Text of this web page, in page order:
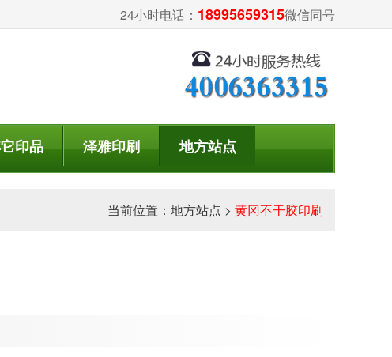
24小时电话： 18995659315微信同号
印品 泽雅印刷 地方站点
当前位置： 地方站点 > 黄冈不干胶印刷